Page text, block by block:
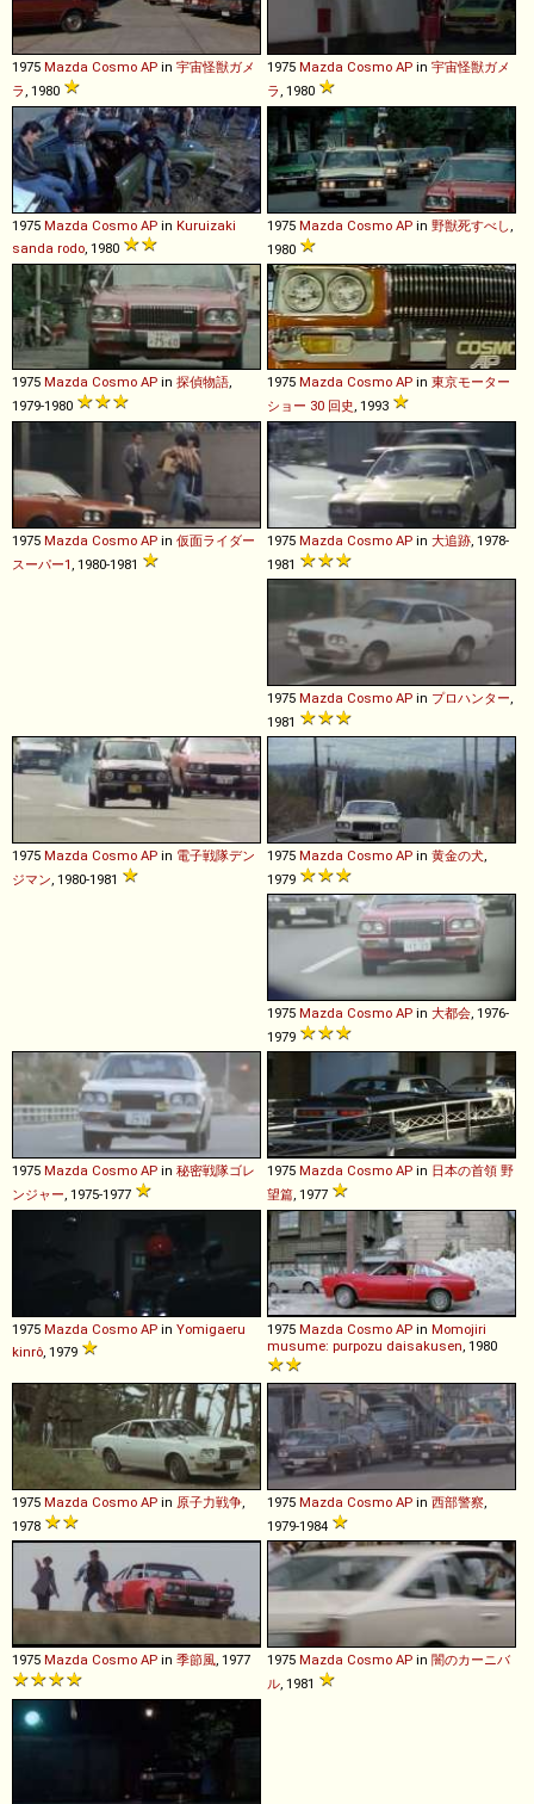
1975 Mazda Cosmo AP in 宇宙怪獣ガメ
ラ , 1980
1975 Mazda Cosmo AP in 宇宙怪獣ガメ
ラ , 1980
1975 Mazda Cosmo AP in Kuruizaki
sanda rodo , 1980
1975 Mazda Cosmo AP in 野獣死すべし
1980
1975 Mazda Cosmo AP in 探偵物語,
1979-1980
1975 Mazda Cosmo AP in 東京モーター
ショー 30 回史, 1993
1975 Mazda Cosmo AP in 仮面ライダー
スーパー1, 1980-1981
1975 Mazda Cosmo AP in 大追跡, 1978-
1981
1975 Mazda Cosmo AP in プロハンター,
1981
1975 Mazda Cosmo AP in 電子戦隊デン
ジマン, 1980-1981
1975 Mazda Cosmo AP in 黄金の犬,
1979
1975 Mazda Cosmo AP in 大都会, 1976-
1979
1975 Mazda Cosmo AP in 秘密戦隊ゴレ
ンジャー, 1975-1977
1975 Mazda Cosmo AP in 日本の首領 野
望篇, 1977
1975 Mazda Cosmo AP in Yomigaeru
kinrô, 1979
1975 Mazda Cosmo AP in Momojiri
musume: purpozu daisakusen, 1980
1975 Mazda Cosmo AP in 原子力戦争,
1978
1975 Mazda Cosmo AP in 西部警察,
1979-1984
1975 Mazda Cosmo AP in 季節風, 1977 1975 Mazda Cosmo AP in 闇のカーニバ
ル, 1981